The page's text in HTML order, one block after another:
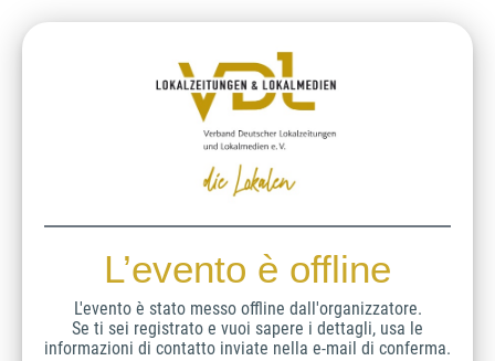
L’evento è offline
L'evento è stato messo offline dall'organizzatore.
Se ti sei registrato e vuoi sapere i dettagli, usa le
informazioni di contatto inviate nella e-mail di conferma.